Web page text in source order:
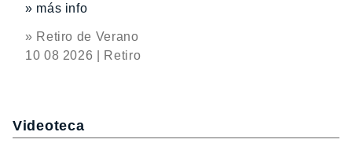
» más info
» Retiro de Verano
10 08 2026 | Retiro
Videoteca